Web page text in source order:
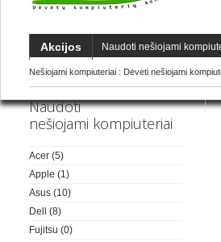
Akcijos Naudoti nešiojami
Nešiojami kompiuteriai : Dėvėti nešiojami
Naudoti
nešiojami kompiuteriai
Acer (5)
Apple (1)
Asus (10)
Dell
(8)
Fujitsu (0)